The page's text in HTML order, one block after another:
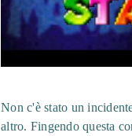
Non c'è stato un
altro. Fingendo questa